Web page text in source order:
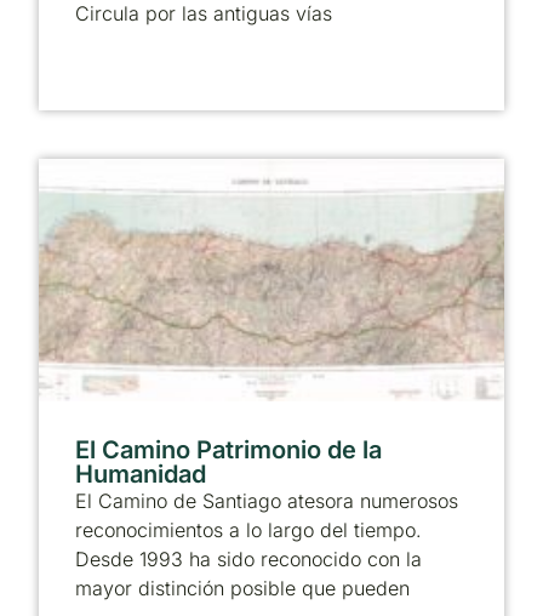
Circula por las antiguas vías
El Camino Patrimonio de la
Humanidad
El Camino de Santiago atesora numerosos
reconocimientos a lo largo del tiempo.
Desde 1993 ha sido reconocido con la
mayor distinción posible que pueden